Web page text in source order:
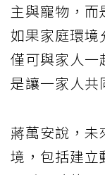
主與寵物，而
如果家庭環境
僅可與家人一
是讓一家人共
蔣萬安說，未
境，包括建立